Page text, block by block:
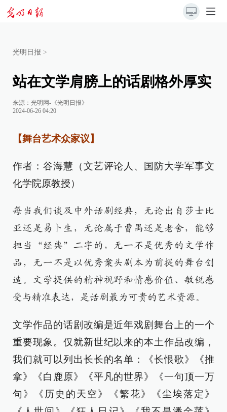
光明日报 >
站在文学肩膀上的话剧格外厚实
来源： 光明网-《光明日报》
2024-06-26 04:20
【舞台艺术众家议】
作者：谷海慧（文艺评论人、国防大学军事文
化学院原教授）
每当我们谈及中外话剧经典，无论出自莎士比
亚还是易卜生，无论属于曹禺还是老舍，能够
担当“经典”二字的，无一不是优秀的文学作
品，无一不是以优秀案头剧本为前提的舞台创
造。文学提供的精神视野和情感价值、敏锐感
受与精准表达，是话剧最为可贵的艺术资源。
文学作品的话剧改编是近年戏剧舞台上的一个
重要现象。仅就新世纪以来的本土作品改编，
我们就可以列出长长的名单：《长恨歌》《推
拿》《白鹿原》《平凡的世界》《一句顶一万
句》《历史的天空》《繁花》《尘埃落定》